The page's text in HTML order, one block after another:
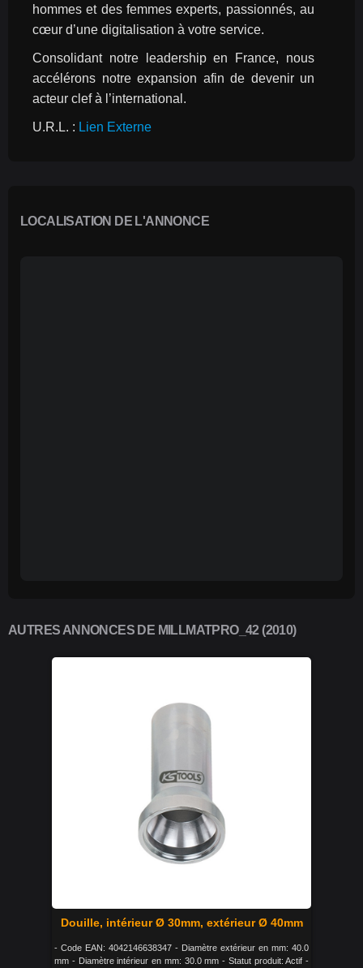
hommes et des femmes experts, passionnés, au
cœur d’une digitalisation à votre service.
Consolidant notre leadership en France, nous
accélérons notre expansion afin de devenir un
acteur clef à l’international.
U.R.L. : Lien Externe
LOCALISATION DE L'ANNONCE
AUTRES ANNONCES DE MILLMATPRO_42 (2010)
Douille, intérieur Ø 30mm, extérieur Ø 40mm
- Code EAN: 4042146638347 - Diamètre extérieur en mm: 40.0
mm - Diamètre intérieur en mm: 30.0 mm - Statut produit: Actif -